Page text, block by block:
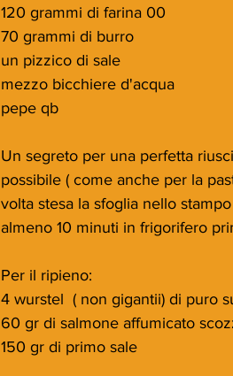
120 grammi di farina 00
70 grammi di burro
un pizzico di sale
mezzo bicchiere d'acqua
pepe qb
Un segreto per una perfetta
possibile ( come anche per la
volta stesa la sfoglia nello
almeno 10 minuti in frigorifero
Per il ripieno:
4 wurstel  ( non gigantii) di puro
60 gr di salmone affumicato
150 gr di primo sale